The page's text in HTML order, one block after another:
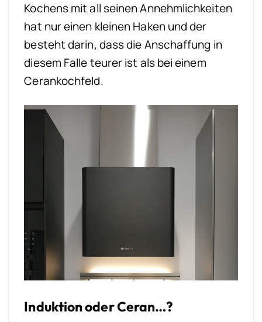
Kochens mit all seinen Annehmlichkeiten
hat nur einen kleinen Haken und der
besteht darin, dass die Anschaffung in
diesem Falle teurer ist als bei einem
Cerankochfeld.
Induktion oder Ceran…?